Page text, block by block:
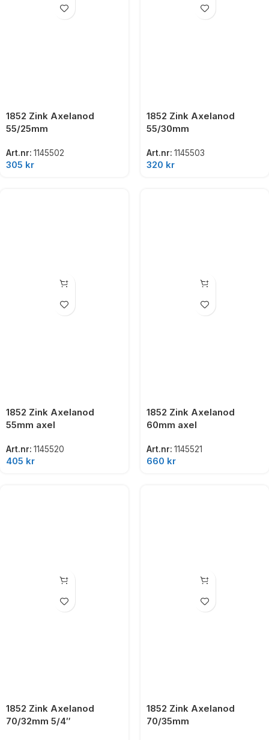
1852 Zink Axelanod
55/25mm
Art.nr: 1145502
305 kr
1852 Zink Axelanod
55/30mm
Art.nr: 1145503
320 kr
1852 Zink Axelanod
55mm axel
Art.nr: 1145520
405 kr
1852 Zink Axelanod
60mm axel
Art.nr: 1145521
660 kr
1852 Zink Axelanod
70/32mm 5/4″
1852 Zink Axelanod
70/35mm